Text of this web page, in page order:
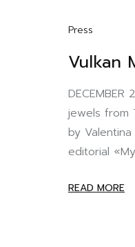
Press
Vulkan
DECEMBER
jewels from
by
editorial
READ MORE